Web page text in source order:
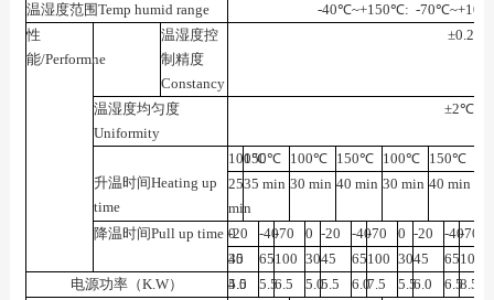
温湿度范围Temp humid range
-40℃~+150℃:-
性
能/Performne
温湿度控
制精度
Constancy
±0.2℃
温湿度均匀度
Uniformity
±2℃；
升温时间Heating up
time
100℃
150℃ 100℃ 150℃ 100℃ 150℃
25
min
35 min 30 min 40 min 30 min 40 min
降温时间Pull up time 0
-20 -40-70 0 -20 -40-70 0 -20 -40-70
30
45 65100 3045 65100 3045 65100
电源功率（K.W）
4.5
5.0 5.56.5 5.05.5 6.07.5 5.56.0 6.58.5